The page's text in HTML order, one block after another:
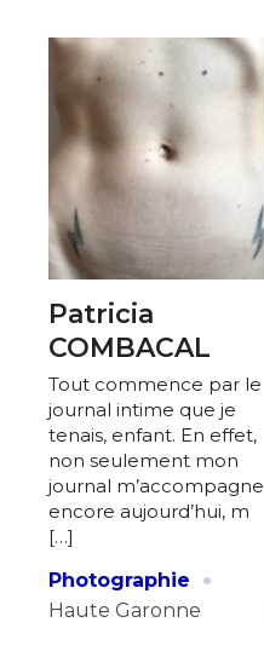
Patricia
COMBACAL
Tout commence par le
journal intime que je
tenais, enfant. En effet,
non seulement mon
journal m’accompagne
encore aujourd’hui, m
[…]
Photographie
·
Haute Garonne